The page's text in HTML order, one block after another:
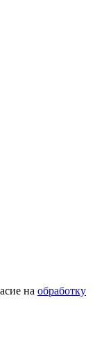
на обработку